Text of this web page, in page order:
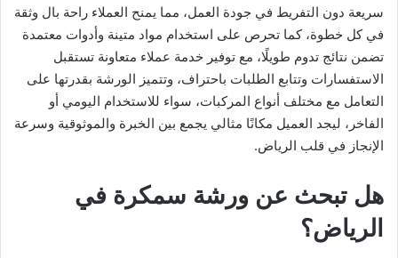
سريعة دون التفريط في جودة العمل، مما يمنح العملاء راحة بال وثقة
في كل خطوة، كما تحرص على استخدام مواد متينة وأدوات معتمدة
تضمن نتائج تدوم طويلًا، مع توفير خدمة عملاء متعاونة تستقبل
الاستفسارات وتتابع الطلبات باحتراف، وتتميز الورشة بقدرتها على
التعامل مع مختلف أنواع المركبات، سواء للاستخدام اليومي أو
الفاخر، ليجد العميل مكانًا مثالي يجمع بين الخبرة والموثوقية وسرعة
الإنجاز في قلب الرياض.
هل تبحث عن ورشة سمكرة في
الرياض؟